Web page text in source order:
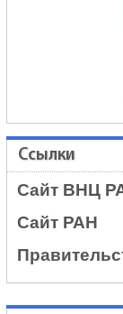
Ссылки
Сайт ВНЦ
Сайт РАН